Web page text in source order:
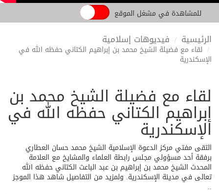
للمشاهدة في مشغل الموقع
الرئيسية فيديوهات إسلامية
لقاء مع فضيلة الشيخ محمد بن إبراهيم الكتاني حفظه الله في
الإسكندرية
لقاء مع فضيلة الشيخ محمد بن
إبراهيم الكتاني حفظه الله في
الإسكندرية
التقى مفتي مركز الدعوة الإسلامية الشيخ محمد حسان العطاري
برفقة أحد مسؤولي مجلس رابطة العلماء والمشايخ مع العلامة
المحدث الشيخ محمد بن إبراهيم بن عبد الباعث الكتاني حفظه الله
تعالى في مدينة الإسكندرية. ولمزيد من التفاصيل شاهد هذا الموجز
..